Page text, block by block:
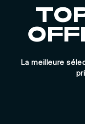
La meilleure